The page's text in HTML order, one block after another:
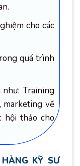
cho các
quá trình
như: Training
marketing về
hội thảo cho
KỸ SƯ